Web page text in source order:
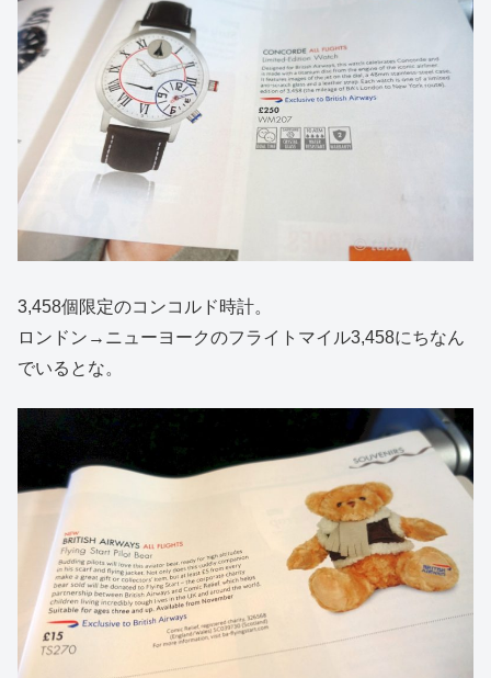
3,458個限定のコンコルド時計。
ロンドン→ニューヨークのフライトマイル3,458にちなん
でいるとな。